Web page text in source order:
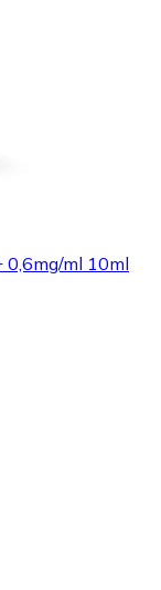
0,6mg/ml 10ml